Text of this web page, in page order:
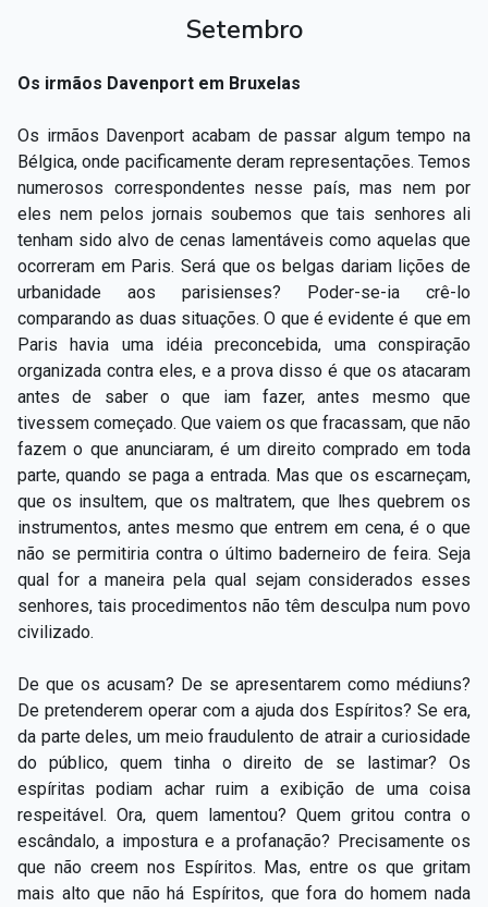
Setembro
Os irmãos Davenport em Bruxelas
Os irmãos Davenport acabam de passar algum tempo na
Bélgica, onde pacificamente deram representações. Temos
numerosos correspondentes nesse país, mas nem por
eles nem pelos jornais soubemos que tais senhores ali
tenham sido alvo de cenas lamentáveis como aquelas que
ocorreram em Paris. Será que os belgas dariam lições de
urbanidade aos parisienses? Poder-se-ia crê-lo
comparando as duas situações. O que é evidente é que em
Paris havia uma idéia preconcebida, uma conspiração
organizada contra eles, e a prova disso é que os atacaram
antes de saber o que iam fazer, antes mesmo que
tivessem começado. Que vaiem os que fracassam, que não
fazem o que anunciaram, é um direito comprado em toda
parte, quando se paga a entrada. Mas que os escarneçam,
que os insultem, que os maltratem, que lhes quebrem os
instrumentos, antes mesmo que entrem em cena, é o que
não se permitiria contra o último baderneiro de feira. Seja
qual for a maneira pela qual sejam considerados esses
senhores, tais procedimentos não têm desculpa num povo
civilizado.
De que os acusam? De se apresentarem como médiuns?
De pretenderem operar com a ajuda dos Espíritos? Se era,
da parte deles, um meio fraudulento de atrair a curiosidade
do público, quem tinha o direito de se lastimar? Os
espíritas podiam achar ruim a exibição de uma coisa
respeitável. Ora, quem lamentou? Quem gritou contra o
escândalo, a impostura e a profanação? Precisamente os
que não creem nos Espíritos. Mas, entre os que gritam
mais alto que não há Espíritos, que fora do homem nada